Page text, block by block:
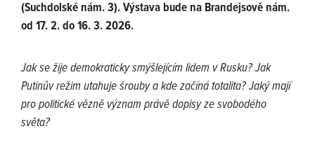
(Suchdolské nám. 3). Výstava bude na Brandejsově nám.
od 17. 2. do 16. 3. 2026.
Jak se žije demokraticky smýšlejícím lidem v Rusku? Jak
Putinův režim utahuje šrouby a kde začíná totalita? Jaký mají
pro politické vězně význam právě dopisy ze svobodého
světa?